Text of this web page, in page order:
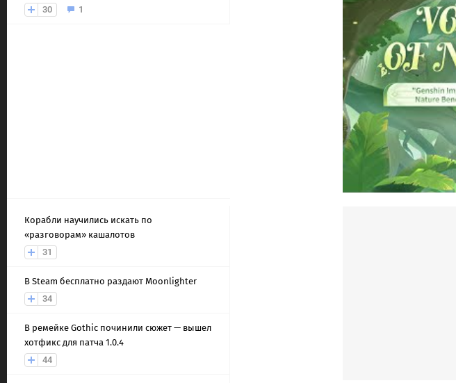
30
1
Корабли научились искать по
«разговорам» кашалотов
31
В Steam бесплатно раздают Moonlighter
34
В ремейке Gothic починили сюжет — вышел
хотфикс для патча 1.0.4
44